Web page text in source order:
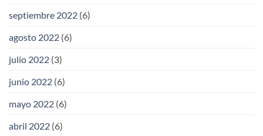
septiembre 2022 (6)
agosto 2022 (6)
julio 2022 (3)
junio 2022 (6)
mayo 2022 (6)
abril 2022 (6)